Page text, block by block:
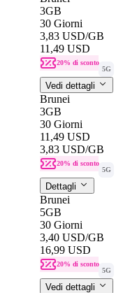
3GB
30 Giorni
3,83 USD/GB
11,49 USD
20% di sconto
5G
Vedi dettagli
Brunei
3GB
30 Giorni
11,49 USD
3,83 USD/GB
20% di sconto
5G
Dettagli
Brunei
5GB
30 Giorni
3,40 USD/GB
16,99 USD
20% di sconto
5G
Vedi dettagli